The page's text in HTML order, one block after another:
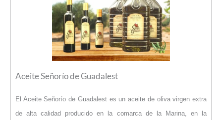
Aceite Señorío de Guadalest
El Aceite Señorío de Guadalest es un aceite de oliva virgen extra
de alta calidad producido en la comarca de la Marina, en la